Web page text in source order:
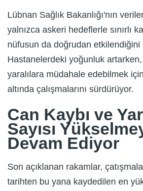
Lübnan Sağlık Bakanlığı'nın
yalnızca askeri hedeflerle sınırlı
nüfusun da doğrudan etkilendiğini
Hastanelerdeki yoğunluk
yaralılara müdahale edebilmek
altında çalışmalarını sürdürüyor.
Can Kaybı ve
Sayısı
Devam Ediyor
Son açıklanan rakamlar,
tarihten bu yana kaydedilen en